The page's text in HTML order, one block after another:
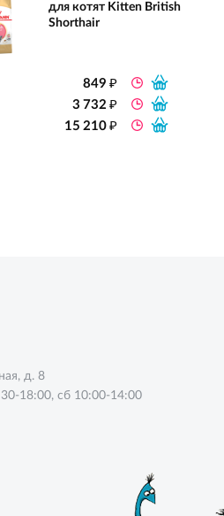
для котят Kitten British
Shorthair
849₽
3 732₽
15 210₽
д. 8
18:00, сб 10:00-14:00